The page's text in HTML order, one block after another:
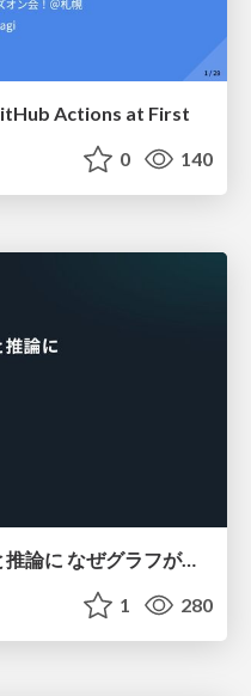
Actions at First
0 140
AIエージェントの知識表現と推論に なぜグラフが使われるのか - 記号的AIの復権とニューラルAIとの統合
1 280